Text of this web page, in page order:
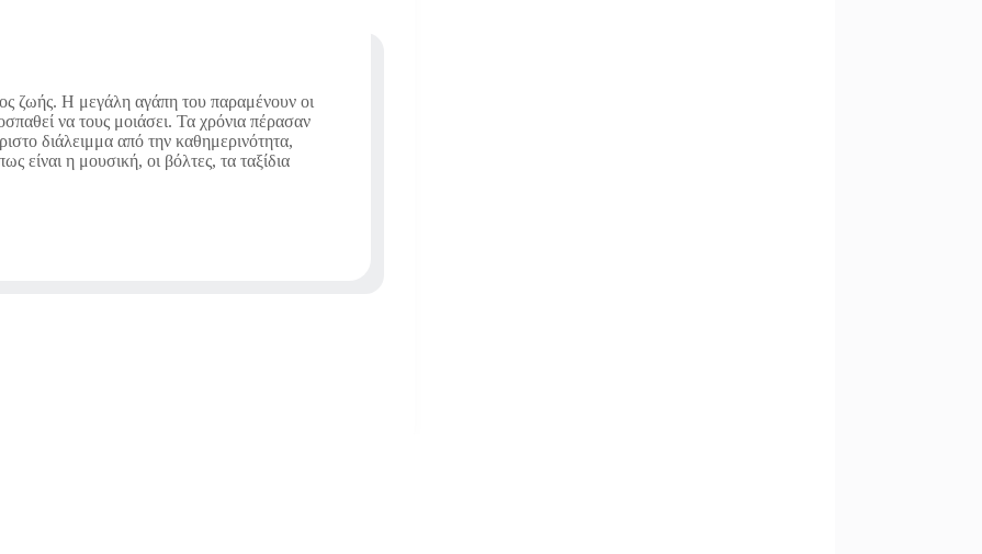
ζωής. Η μεγάλη αγάπη του παραμένουν οι
να τους μοιάσει. Τα χρόνια πέρασαν
διάλειμμα από την καθημερινότητα,
είναι η μουσική, οι βόλτες, τα ταξίδια